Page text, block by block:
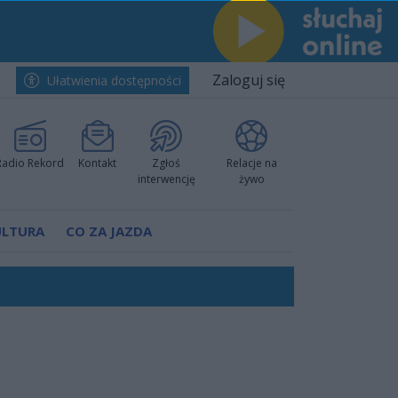
Ułatwienia dostępności Zaloguj się
Rekord Kontakt
Zgłoś
interwencję
Relacje na
żywo
CO ZA JAZDA